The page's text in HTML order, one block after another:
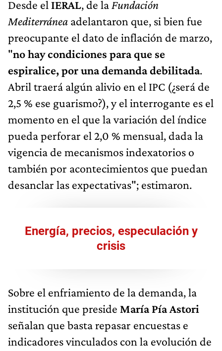
Desde el IERAL, de la Fundación
Mediterránea adelantaron que, si bien fue
preocupante el dato de inflación de marzo,
"no hay condiciones para que se
espiralice, por una demanda debilitada.
Abril traerá algún alivio en el IPC (¿será de
2,5 % ese guarismo?), y el interrogante es el
momento en el que la variación del índice
pueda perforar el 2,0 % mensual, dada la
vigencia de mecanismos indexatorios o
también por acontecimientos que puedan
desanclar las expectativas"; estimaron.
Energía, precios, especulación y
crisis
Sobre el enfriamiento de la demanda, la
institución que preside María Pía Astori
señalan que basta repasar encuestas e
indicadores vinculados con la evolución de